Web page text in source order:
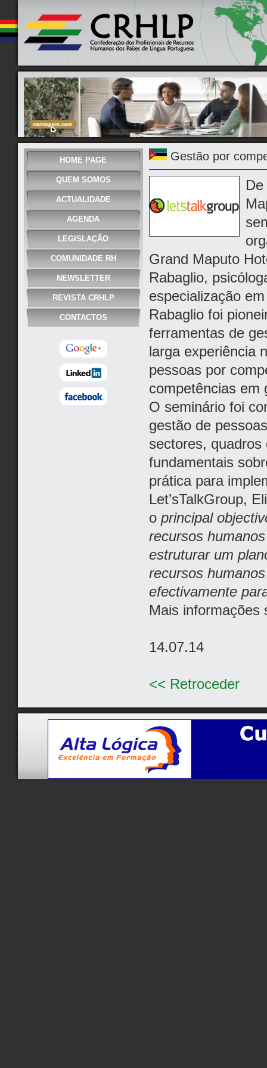
HOME PAGE
QUEM SOMOS
ACTUALIDADE
AGENDA
LEGISLAÇÃO
COMUNIDADE RH
NEWSLETTER
REVISTA CRHLP
CONTACTOS
Gestão por
Grand Maputo
Rabaglio,
especialização
Rabaglio foi
ferramentas de
larga experiência
pessoas por
competências em
O seminário foi
gestão de
sectores,
fundamentais
prática para
Let’sTalkGroup,
o principal
recursos
estruturar um
recursos
efectivamente
Mais
14.07.14
<< Retroceder